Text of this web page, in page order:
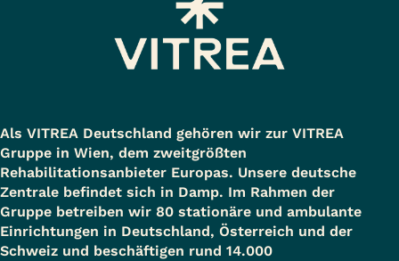
Als VITREA Deutschland gehören wir zur VITREA
Gruppe in Wien, dem zweitgrößten
Rehabilitationsanbieter Europas. Unsere deutsche
Zentrale befindet sich in Damp. Im Rahmen der
Gruppe betreiben wir 80 stationäre und ambulante
Einrichtungen in Deutschland, Österreich und der
Schweiz und beschäftigen rund 14.000